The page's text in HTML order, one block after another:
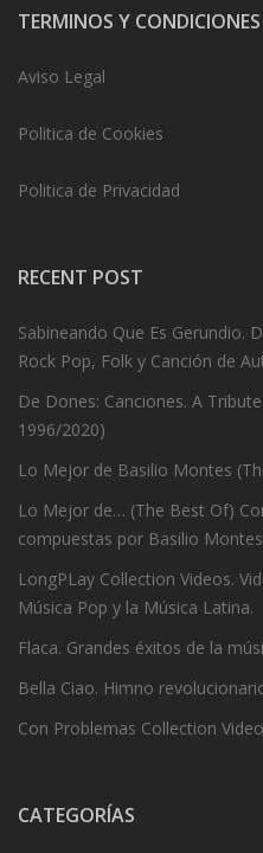
TERMINOS Y
Aviso Legal
Politica de Cookies
Politica de Privacidad
RECENT POST
Sabineando Que Es Gerundio.
Rock Pop, Folk y Canción de
De Dones: Canciones. A
1996/2020)
Lo Mejor de Basilio Montes
Lo Mejor de… (The Best Of)
compuestas por Basilio
LongPLay Collection Videos.
Música Pop y la Música Latina.
Flaca. Grandes éxitos de la
Bella Ciao. Himno
Con Problemas Collection
CATEGORÍAS